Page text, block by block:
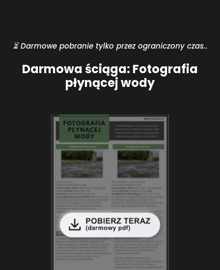
⏳ Darmowe pobranie tylko przez ograniczony czas..
Darmowa ściąga: Fotografia
płynącej wody